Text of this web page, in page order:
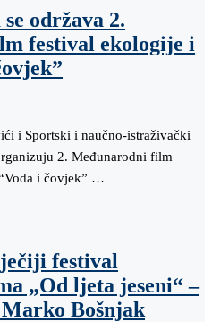
održava 2.
festival ekologije i
i Sportski i naučno-istraživački
2. Međunarodni film
i čovjek” …
festival
„Od ljeta jeseni“ –
Bošnjak